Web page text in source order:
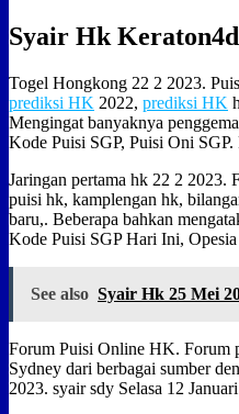
Syair Hk
Togel Hongkong 22 2 2023.
prediksi HK 2022, prediksi HK
Mengingat banyaknya
Kode Puisi SGP, Puisi Oni SGP.
Jaringan pertama hk 22 2 2023.
puisi hk, kamplengan hk,
baru,. Beberapa bahkan
Kode Puisi SGP Hari Ini,
See also Syair Hk 25 Mei
Forum Puisi Online HK. Forum
Sydney dari berbagai sumber
2023. syair sdy Selasa 12